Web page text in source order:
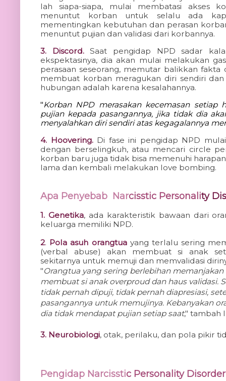
lah siapa-siapa, mulai membatasi akses
menuntut korban untuk selalu ada
mementingkan kebutuhan dan perasan
menuntut pujian dan validasi dari korbannya.
3. Discord.
Saat pengidap NPD sadar
ekspektasinya, dia akan mulai melakukan
perasaan seseorang, memutar balikkan
membuat korban meragukan diri sendiri
hubungan adalah karena kesalahannya.
"Korban NPD merasakan kecemasan setiap
pujian kepada pasangannya, jika tidak dia
menyalahkan diri sendiri atas kegagalannya
4. Hoovering. Di fase ini pengidap NPD
dengan berselingkuh, atau mencari circle
korban baru juga tidak bisa memenuhi
lama dan kembali melakukan love bombing.
Apa Penyebab  Narcisstic Personality
1. Genetika, ada karakteristik bawaan dari
keluarga memiliki NPD.
2. Pola asuh orangtua yang terlalu sering
(verbal abuse) akan membuat si anak
sekitarnya untuk memuji dan memvalidasi
"Orangtua yang sering berlebihan
membuat si anak overproud dan haus validasi.
tidak pernah dipuji, tidak pernah diapresiasi,
pasangannya untuk memujinya. Kebanyakan
dia tidak mendapat pujian setiap saat," tambah
3. Neurobiologi, otak, perilaku, dan pola pikir
Pengidap Narcisstic Personality